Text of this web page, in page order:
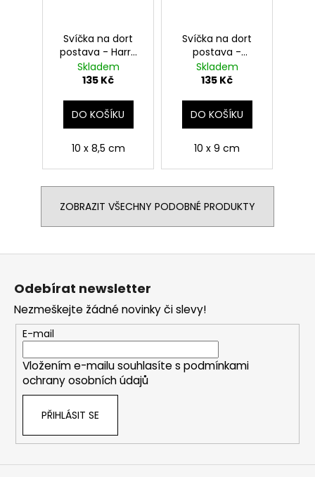
Svíčka na dort
postava - Harry
Potter
Skladem
135 Kč
DO KOŠÍKU
10 x 8,5 cm
Svíčka na dort
postava -
Hermiona
Grangerová,
Skladem
135 Kč
DO KOŠÍKU
10 x 9 cm
ZOBRAZIT VŠECHNY PODOBNÉ PRODUKTY
Z
Odebírat newsletter
Nezmeškejte žádné novinky či slevy!
E-mail
Vložením e-mailu souhlasíte s podmínkami
ochrany osobních údajů
PŘIHLÁSIT SE